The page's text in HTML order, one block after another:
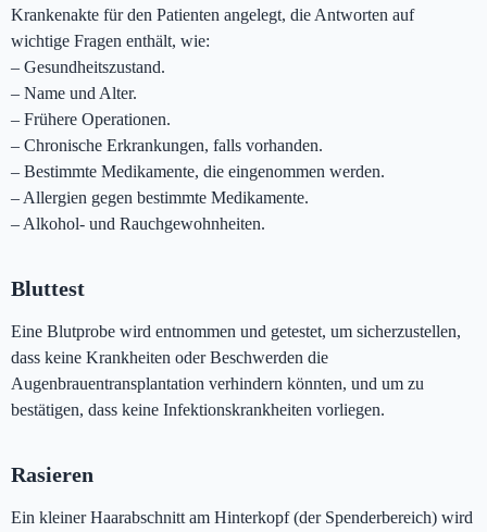
Krankenakte für den Patienten angelegt, die Antworten auf
wichtige Fragen enthält, wie:
– Gesundheitszustand.
– Name und Alter.
– Frühere Operationen.
– Chronische Erkrankungen, falls vorhanden.
– Bestimmte Medikamente, die eingenommen werden.
– Allergien gegen bestimmte Medikamente.
– Alkohol- und Rauchgewohnheiten.
Bluttest
Eine Blutprobe wird entnommen und getestet, um sicherzustellen,
dass keine Krankheiten oder Beschwerden die
Augenbrauentransplantation verhindern könnten, und um zu
bestätigen, dass keine Infektionskrankheiten vorliegen.
Rasieren
Ein kleiner Haarabschnitt am Hinterkopf (der Spenderbereich) wird